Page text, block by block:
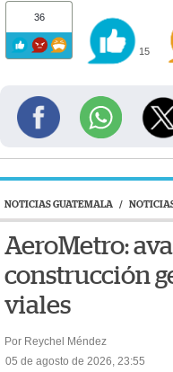
36
15
NOTICIAS GUATEMALA /
AeroMetro:
construcción
viales
Por Reychel Méndez
05 de agosto de 2026, 23:55